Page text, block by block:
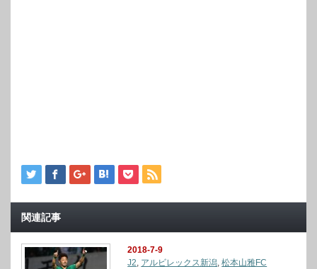
関連記事
2018-7-9
J2, アルビレックス新潟,松本山雅FC